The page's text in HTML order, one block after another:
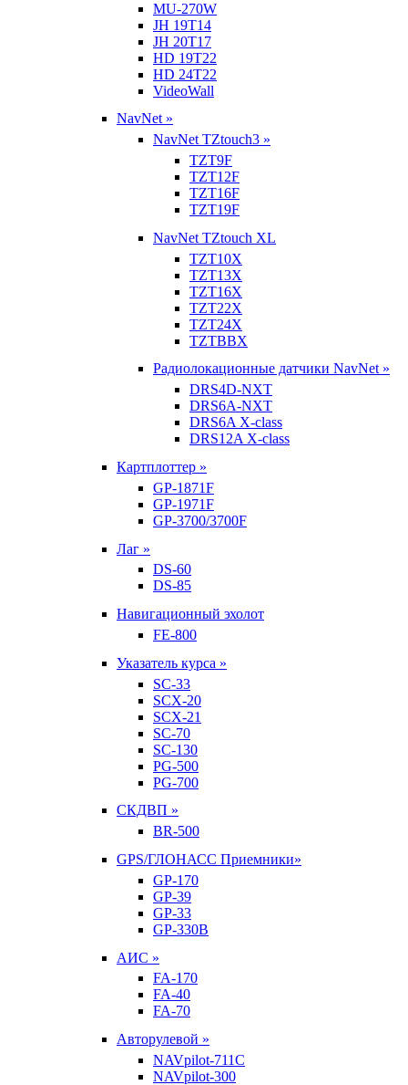
MU-270W
JH 19T14
JH 20T17
HD 19T22
HD 24T22
VideoWall
NavNet »
NavNet TZtouch3 »
TZT9F
TZT12F
TZT16F
TZT19F
NavNet TZtouch XL
TZT10X
TZT13X
TZT16X
TZT22X
TZT24X
TZTBBX
Радиолокационные датчики NavNet »
DRS4D-NXT
DRS6A-NXT
DRS6A X-class
DRS12A X-class
Картплоттер »
GP-1871F
GP-1971F
GP-3700/3700F
Лаг »
DS-60
DS-85
Навигационный эхолот
FE-800
Указатель курса »
SC-33
SCX-20
SCX-21
SC-70
SC-130
PG-500
PG-700
СКДВП »
BR-500
GPS/ГЛОНАСС Приемники»
GP-170
GP-39
GP-33
GP-330B
АИС »
FA-170
FA-40
FA-70
Авторулевой »
NAVpilot-711С
NAVpilot-300